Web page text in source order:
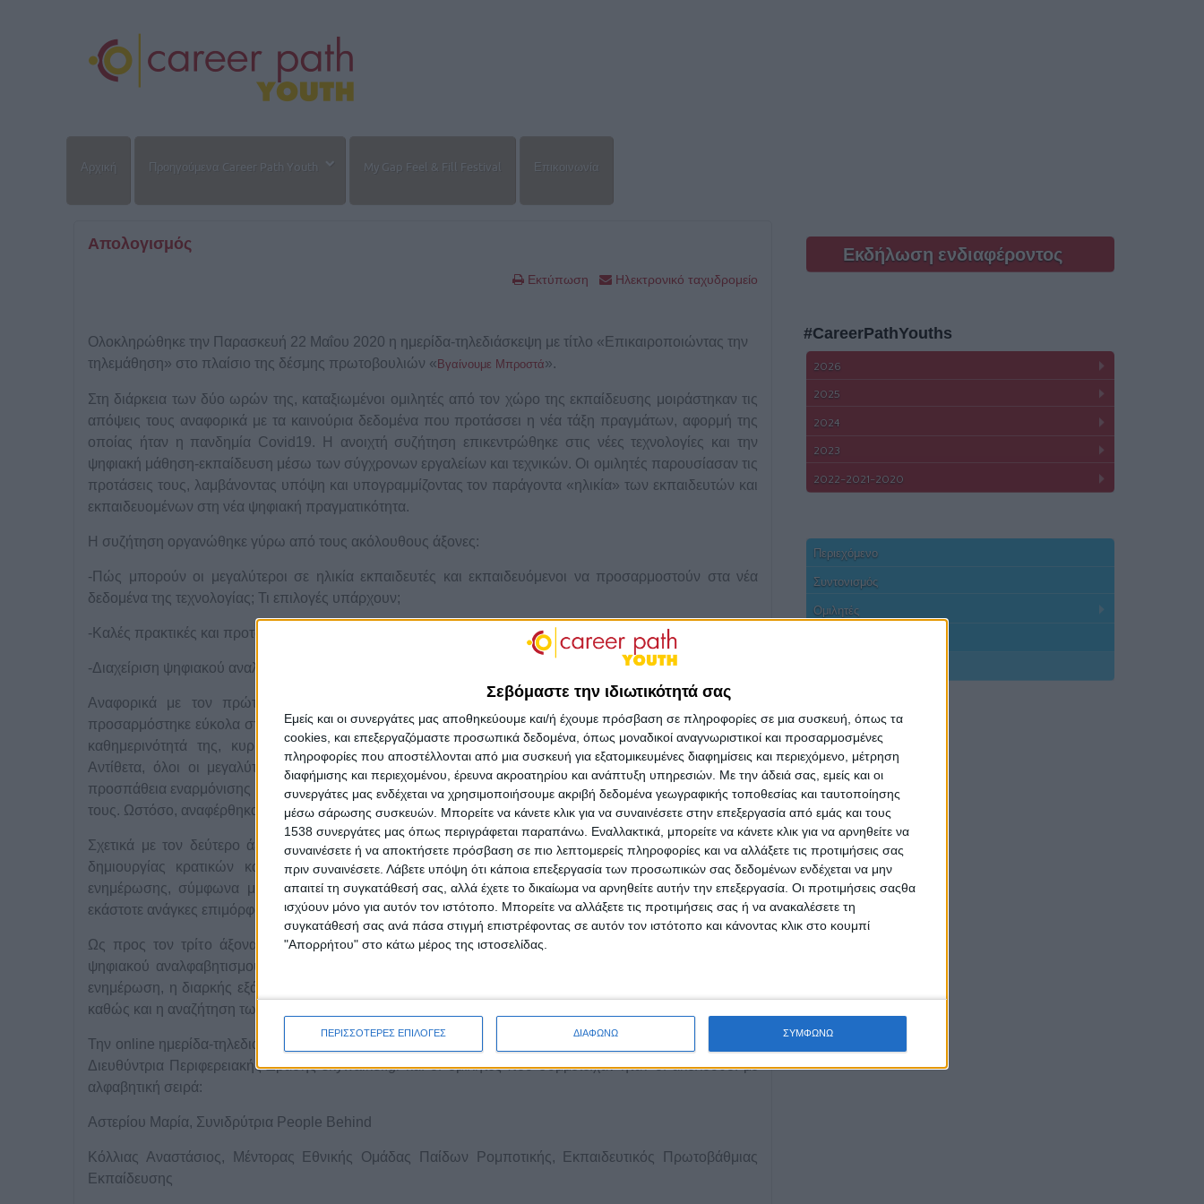
Σεβόμαστε την ιδιωτικότητά σας
Εμείς και οι συνεργάτες μας αποθηκεύουμε και/ή έχουμε πρόσβαση σε πληροφορίες σε μια συσκευή, όπως τα
cookies, και επεξεργαζόμαστε προσωπικά δεδομένα, όπως μοναδικοί αναγνωριστικοί και προσαρμοσμένες
πληροφορίες που αποστέλλονται από μια συσκευή για εξατομικευμένες διαφημίσεις και περιεχόμενο, μέτρηση
διαφήμισης και περιεχομένου, έρευνα ακροατηρίου και ανάπτυξη υπηρεσιών. Με την άδειά σας, εμείς και οι
συνεργάτες μας ενδέχεται να χρησιμοποιήσουμε ακριβή δεδομένα γεωγραφικής τοποθεσίας και ταυτοποίησης
μέσω σάρωσης συσκευών. Μπορείτε να κάνετε κλικ για να συναινέσετε στην επεξεργασία από εμάς και τους
1538 συνεργάτες μας όπως περιγράφεται παραπάνω. Εναλλακτικά, μπορείτε να κάνετε κλικ για να αρνηθείτε να
συναινέσετε ή να αποκτήσετε πρόσβαση σε πιο λεπτομερείς πληροφορίες και να αλλάξετε τις προτιμήσεις σας
πριν συναινέσετε. Λάβετε υπόψη ότι κάποια επεξεργασία των προσωπικών σας δεδομένων ενδέχεται να μην
απαιτεί τη συγκατάθεσή σας, αλλά έχετε το δικαίωμα να αρνηθείτε αυτήν την επεξεργασία. Οι προτιμήσεις σαςθα
ισχύουν μόνο για αυτόν τον ιστότοπο. Μπορείτε να αλλάξετε τις προτιμήσεις σας ή να ανακαλέσετε τη
συγκατάθεσή σας ανά πάσα στιγμή επιστρέφοντας σε αυτόν τον ιστότοπο και κάνοντας κλικ στο κουμπί
"Απορρήτου" στο κάτω μέρος της ιστοσελίδας.
ΠΕΡΙΣΣΟΤΕΡΕΣ ΕΠΙΛΟΓΕΣ ΔΙΑΦΩΝΩ ΣΥΜΦΩΝΩ
Αρχική Προηγούμενα Career Path Youth My Gap Feel & Fill Festival Επικοινωνία
Απολογισμός
Εκτύπωση Ηλεκτρονικό ταχυδρομείο
Ολοκληρώθηκε την Παρασκευή 22 Μαΐου 2020 η ημερίδα-τηλεδιάσκεψη με τίτλο «Επικαιροποιώντας την
τηλεμάθηση» στο πλαίσιο της δέσμης πρωτοβουλιών « Βγαίνουμε Μπροστά».
Στη διάρκεια των δύο ωρών της, καταξιωμένοι ομιλητές από τον χώρο της εκπαίδευσης μοιράστηκαν τις
απόψεις τους αναφορικά με τα καινούρια δεδομένα που προτάσσει η νέα τάξη πραγμάτων, αφορμή της
οποίας ήταν η πανδημία Covid19. Η ανοιχτή συζήτηση επικεντρώθηκε στις νέες τεχνολογίες και την
ψηφιακή μάθηση-εκπαίδευση μέσω των σύγχρονων εργαλείων και τεχνικών. Οι ομιλητές παρουσίασαν τις
προτάσεις τους, λαμβάνοντας υπόψη και υπογραμμίζοντας τον παράγοντα «ηλικία» των εκπαιδευτών και
εκπαιδευομένων στη νέα ψηφιακή πραγματικότητα.
Η συζήτηση οργανώθηκε γύρω από τους ακόλουθους άξονες:
-Πώς μπορούν οι μεγαλύτεροι σε ηλικία εκπαιδευτές και εκπαιδευόμενοι να προσαρμοστούν στα νέα
δεδομένα της τεχνολογίας; Τι επιλογές υπάρχουν;
-Καλές πρακτικές και προτάσεις για βελτίωση.
-Διαχείριση ψηφιακού αναλφαβητισμού.
Αναφορικά με τον πρώτο άξονα συζήτησης, οι ομιλητές συμφώνησαν στο ότι η νεότερη γενιά
προσαρμόστηκε εύκολα στον χειρισμό των νέων τεχνολογιών και τις ενσωμάτωσε σχετικά γρήγορα στην
καθημερινότητά της, κυρίως σε περιπτώσεις εργασίας, επικοινωνίας και εκπαιδευτικών αναγκών.
Αντίθετα, όλοι οι μεγαλύτεροι σε ηλικία δυσκολεύτηκαν με τον χειρισμό των νέων εργαλείων και η
προσπάθεια εναρμόνισης με τις νέες τεχνικές έφερε μια αναστάτωση και ανασφάλεια στην καθημερινότητά
τους. Ωστόσο, αναφέρθηκαν παραδείγματα της αξιόλογης εν τέλει προσαρμογής τους.
Σχετικά με τον δεύτερο άξονα συζήτησης, οι συμμετέχοντες στην τηλεημερίδα στάθηκαν στην ανάγκη
δημιουργίας κρατικών και δωρεάν προγραμμάτων, προσαρμοσμένων όχι μόνο στις ανάγκες της
ενημέρωσης, σύμφωνα με τις νέες τεχνολογίες, αλλά και ευέλικτων προγραμμάτων σύμφωνα με τις
εκάστοτε ανάγκες επιμόρφωσης των πολίτων.
Ως προς τον τρίτο άξονα συζήτησης, ακούστηκαν και προτάθηκαν αξιόλογοι τρόποι διαχείρισης του
ψηφιακού αναλφαβητισμού, εκ των οποίων υποστηρίχθηκαν η διαρκής εκπαιδευτική ενσωμάτωση και
ενημέρωση, η διαρκής εξάσκηση σε ήδη υπάρχοντα εργαλεία εκσυγχρονισμού, η συνέχεια στην έρευνα,
καθώς και η αναζήτηση των προσιτών τρόπων εκμάθησης.
Την online ημερίδα-τηλεδιάσκεψη «Επικαιροποιώντας την τηλεμάθηση» συντόνισε η κα Αλεξία Φουκίδου,
Διευθύντρια Περιφερειακής Δράσης skywalker.gr και οι ομιλητές που συμμετείχαν ήταν οι ακόλουθοι με
αλφαβητική σειρά:
Αστερίου Μαρία, Συνιδρύτρια People Behind
Κόλλιας Αναστάσιος, Μέντορας Εθνικής Ομάδας Παίδων Ρομποτικής, Εκπαιδευτικός Πρωτοβάθμιας
Εκπαίδευσης
Εκδήλωση ενδιαφέροντος
#CareerPathYouths
2026
2025
2024
2023
2022-2021-2020
Περιεχόμενο
Συντονισμός
Ομιλητές